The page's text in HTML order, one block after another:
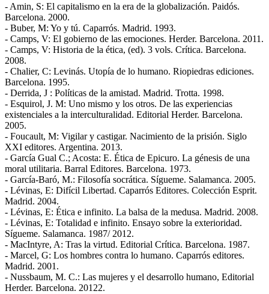
- Amin, S: El capitalismo en la era de la globalización. Paidós.
Barcelona. 2000.
- Buber, M: Yo y tú. Caparrós. Madrid. 1993.
- Camps, V: El gobierno de las emociones. Herder. Barcelona. 2011.
- Camps, V: Historia de la ética, (ed). 3 vols. Crítica. Barcelona.
2008.
- Chalier, C: Levinás. Utopía de lo humano. Riopiedras ediciones.
Barcelona. 1995.
- Derrida, J : Políticas de la amistad. Madrid. Trotta. 1998.
- Esquirol, J. M: Uno mismo y los otros. De las experiencias
existenciales a la interculturalidad. Editorial Herder. Barcelona.
2005.
- Foucault, M: Vigilar y castigar. Nacimiento de la prisión. Siglo
XXI editores. Argentina. 2013.
- García Gual C.; Acosta: E. Ética de Epicuro. La génesis de una
moral utilitaria. Barral Editores. Barcelona. 1973.
- García-Baró, M.: Filosofía socrática. Sígueme. Salamanca. 2005.
- Lévinas, E: Difícil Libertad. Caparrós Editores. Colección Esprit.
Madrid. 2004.
- Lévinas, E: Ética e infinito. La balsa de la medusa. Madrid. 2008.
- Lévinas, E: Totalidad e infinito. Ensayo sobre la exterioridad.
Sígueme. Salamanca. 1987/ 2012.
- MacIntyre, A: Tras la virtud. Editorial Crítica. Barcelona. 1987.
- Marcel, G: Los hombres contra lo humano. Caparrós editores.
Madrid. 2001.
- Nussbaum, M. C.: Las mujeres y el desarrollo humano, Editorial
Herder. Barcelona. 20122.